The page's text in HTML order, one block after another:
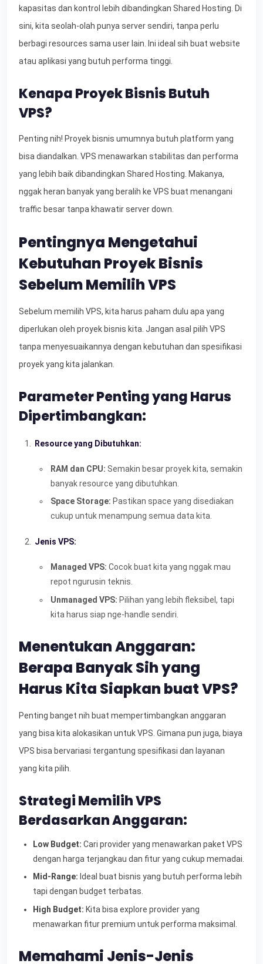
kapasitas dan kontrol lebih dibandingkan Shared Hosting. Di
sini, kita seolah-olah punya server sendiri, tanpa perlu
berbagi resources sama user lain. Ini ideal sih buat website
atau aplikasi yang butuh performa tinggi.
Kenapa Proyek Bisnis Butuh
VPS?
Penting nih! Proyek bisnis umumnya butuh platform yang
bisa diandalkan. VPS menawarkan stabilitas dan performa
yang lebih baik dibandingkan Shared Hosting. Makanya,
nggak heran banyak yang beralih ke VPS buat menangani
traffic besar tanpa khawatir server down.
Pentingnya Mengetahui
Kebutuhan Proyek Bisnis
Sebelum Memilih VPS
Sebelum memilih VPS, kita harus paham dulu apa yang
diperlukan oleh proyek bisnis kita. Jangan asal pilih VPS
tanpa menyesuaikannya dengan kebutuhan dan spesifikasi
proyek yang kita jalankan.
Parameter Penting yang Harus
Dipertimbangkan:
Resource yang Dibutuhkan:
RAM dan CPU: Semakin besar proyek kita, semakin
banyak resource yang dibutuhkan.
Space Storage: Pastikan space yang disediakan
cukup untuk menampung semua data kita.
Jenis VPS:
Managed VPS: Cocok buat kita yang nggak mau
repot ngurusin teknis.
Unmanaged VPS: Pilihan yang lebih fleksibel, tapi
kita harus siap nge-handle sendiri.
Menentukan Anggaran:
Berapa Banyak Sih yang
Harus Kita Siapkan buat VPS?
Penting banget nih buat mempertimbangkan anggaran
yang bisa kita alokasikan untuk VPS. Gimana pun juga, biaya
VPS bisa bervariasi tergantung spesifikasi dan layanan
yang kita pilih.
Strategi Memilih VPS
Berdasarkan Anggaran:
Low Budget: Cari provider yang menawarkan paket VPS
dengan harga terjangkau dan fitur yang cukup memadai.
Mid-Range: Ideal buat bisnis yang butuh performa lebih
tapi dengan budget terbatas.
High Budget: Kita bisa explore provider yang
menawarkan fitur premium untuk performa maksimal.
Memahami Jenis-Jenis